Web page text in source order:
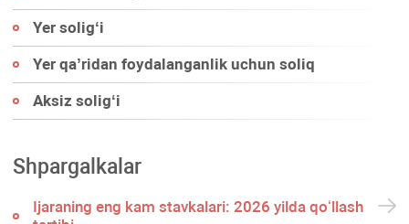
Yer soligʻi
Yer qa’ridan foydalanganlik uchun soliq
Aksiz soligʻi
Shpargalkalar
Ijaraning eng kam stavkalari: 2026 yilda qoʻllash